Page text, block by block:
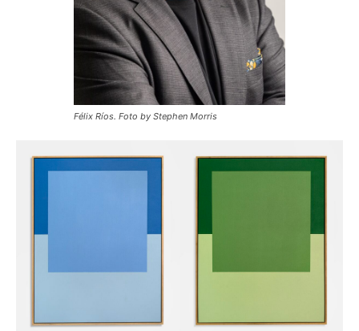
Félix Ríos. Foto by Stephen Morris